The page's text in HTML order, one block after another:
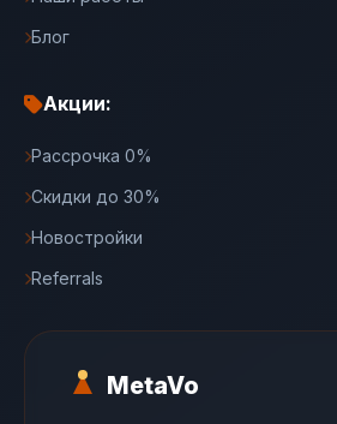
MetaVo
Блог
Акции:
Рассрочка 0%
Скидки до 30%
Новостройки
Referrals